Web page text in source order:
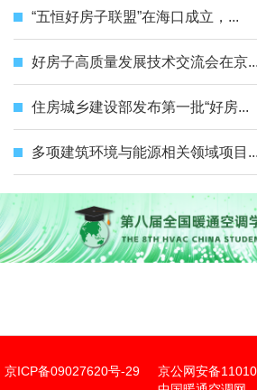
“五恒好房子联盟”在海口成立，...
好房子高质量发展技术交流会在京...
住房城乡建设部发布第一批“好房...
多项建筑环境与能源相关领域项目...
京ICP备09027620号-29 京公网安备